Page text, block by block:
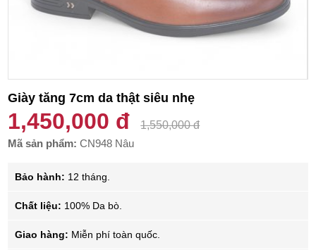
Giày tăng 7cm da thật siêu nhẹ
1,450,000 đ
1,550,000 đ
Mã sản phẩm:CN948 Nâu
Bảo hành: 12 tháng.
Chất liệu: 100% Da bò.
Giao hàng: Miễn phí toàn quốc.